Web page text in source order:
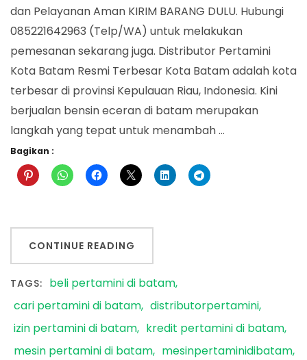
dan Pelayanan Aman KIRIM BARANG DULU. Hubungi
085221642963 (Telp/WA) untuk melakukan
pemesanan sekarang juga. Distributor Pertamini
Kota Batam Resmi Terbesar Kota Batam adalah kota
terbesar di provinsi Kepulauan Riau, Indonesia. Kini
berjualan bensin eceran di batam merupakan
langkah yang tepat untuk menambah …
Bagikan :
CONTINUE READING
TAGS: beli pertamini di batam
cari pertamini di batam distributorpertamini
izin pertamini di batam
kredit pertamini di batam
mesin pertamini di batam
mesinpertaminidibatam